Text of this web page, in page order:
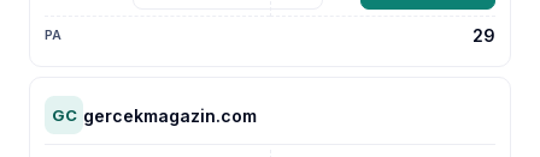
29
GC gercekmagazin.com